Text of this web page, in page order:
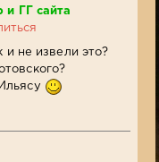
и ГГ сайта
и не извели это?